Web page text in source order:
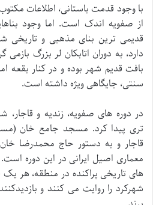
با وجود قدمت باستانی، اطلاعات
از صفویه اندک است. اما وجود
دارد، به دوران اتابکان لر بزرگ
بافت قدیم شهر بوده و در کنار بقعه
سنتی، جایگاهی ویژه داشته است.
در دوره های صفویه، زندیه و
تری پیدا کرد. مسجد جامع خان
قاجار و به دستور حاج محمدرضا
معماری اصیل ایرانی در این دوره است.
های تاریخی پراکنده در منطقه، هر
شهرکرد را روایت می کنند و